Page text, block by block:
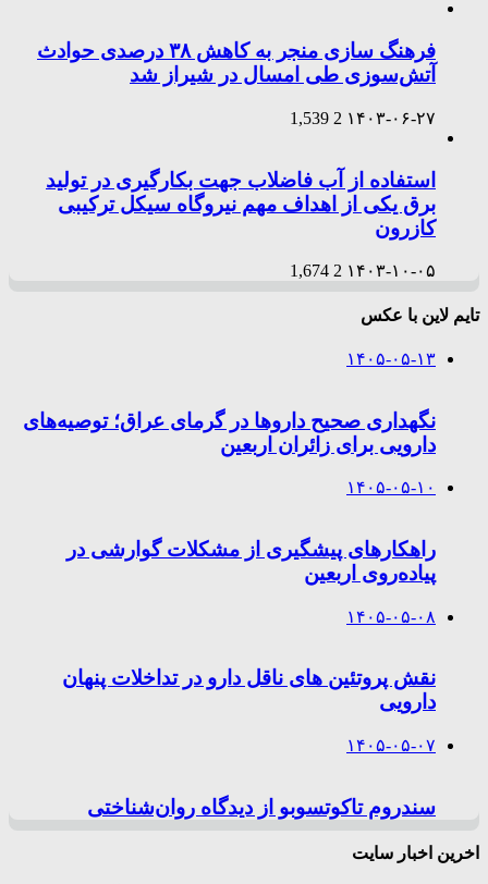
فرهنگ سازی منجر به کاهش ۳۸ درصدی حوادث
آتش‌سوزی طی امسال در شیراز شد
۱۴۰۳-۰۶-۲۷ 2
1,539
استفاده از آب فاضلاب جهت بکارگیری در تولید
برق یکی از اهداف مهم نیروگاه سیکل ترکیبی
کازرون
۱۴۰۳-۱۰-۰۵ 2
1,674
تایم لاین با عکس
۱۴۰۵-۰۵-۱۳
نگهداری صحیح داروها در گرمای عراق؛ توصیه‌های
دارویی برای زائران اربعین
۱۴۰۵-۰۵-۱۰
راهکارهای پیشگیری از مشکلات گوارشی در
پیاده‌روی اربعین
۱۴۰۵-۰۵-۰۸
نقش پروتئین های ناقل دارو در تداخلات پنهان
دارویی
۱۴۰۵-۰۵-۰۷
سندروم تاکوتسوبو از دیدگاه روان‌شناختی
اخرین اخبار سایت